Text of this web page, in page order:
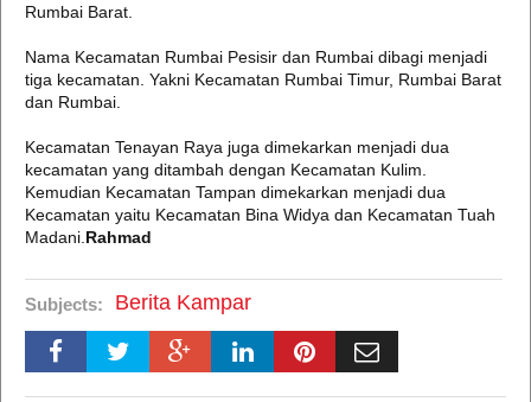
Rumbai Barat.
Nama Kecamatan Rumbai Pesisir dan Rumbai dibagi menjadi
tiga kecamatan. Yakni Kecamatan Rumbai Timur, Rumbai Barat
dan Rumbai.
Kecamatan Tenayan Raya juga dimekarkan menjadi dua
kecamatan yang ditambah dengan Kecamatan Kulim.
Kemudian Kecamatan Tampan dimekarkan menjadi dua
Kecamatan yaitu Kecamatan Bina Widya dan Kecamatan Tuah
Madani. Rahmad
Subjects: Berita Kampar